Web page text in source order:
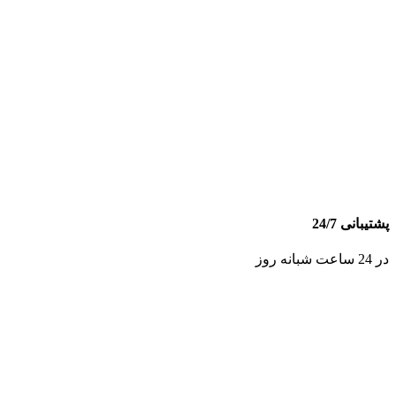
پشتیبانی 24/7
در 24 ساعت شبانه روز